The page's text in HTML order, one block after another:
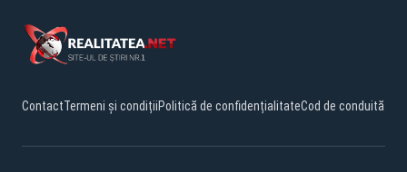
ContactTermeni și condițiiPolitică de confidențialitateCod de conduită